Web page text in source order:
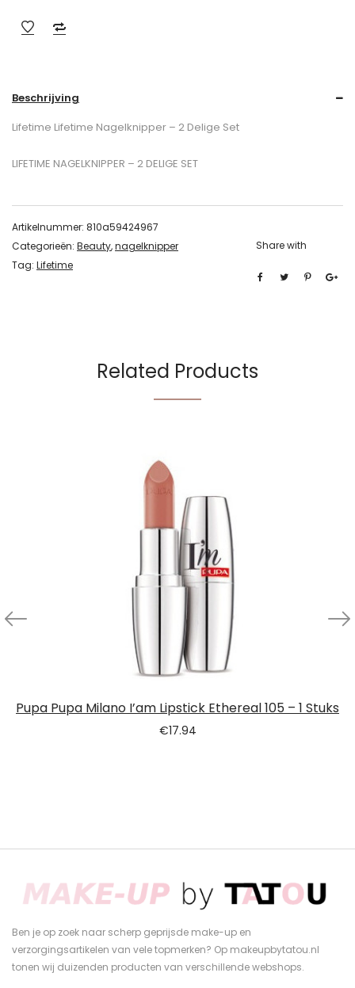
Beschrijving
Lifetime Lifetime Nagelknipper – 2 Delige Set
LIFETIME NAGELKNIPPER – 2 DELIGE SET
Artikelnummer: 810a59424967
Categorieën: Beauty,nagelknipper
Tag: Lifetime
Share with
Related Products
Pupa Pupa Milano I’am Lipstick Ethereal 105 – 1 Stuks
€17.94
Ben je op zoek naar scherp geprijsde make-up en
verzorgingsartikelen van vele topmerken? Op makeupbytatou.nl
tonen wij duizenden producten van verschillende webshops.